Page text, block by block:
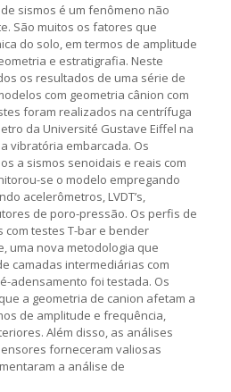
sismos é um fenômeno não
São muitos os fatores que
do solo, em termos de amplitude
e estratigrafia. Neste
os resultados de uma série de
com geometria cânion com
foram realizados na centrífuga
da Université Gustave Eiffel na
vibratória embarcada. Os
a sismos senoidais e reais com
se o modelo empregando
acelerômetros, LVDT’s,
de poro-pressão. Os perfis de
testes T-bar e bender
uma nova metodologia que
camadas intermediárias com
adensamento foi testada. Os
a geometria de canion afetam a
de amplitude e frequência,
Além disso, as análises
forneceram valiosas
a análise de